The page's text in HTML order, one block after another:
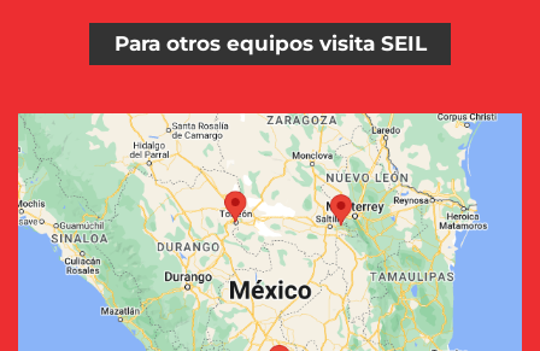
Para otros equipos visita SEIL